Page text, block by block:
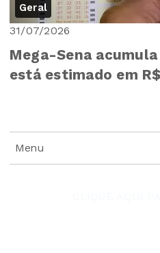
Geral
31/07/2026
Mega-Sena
está estimado em
Menu